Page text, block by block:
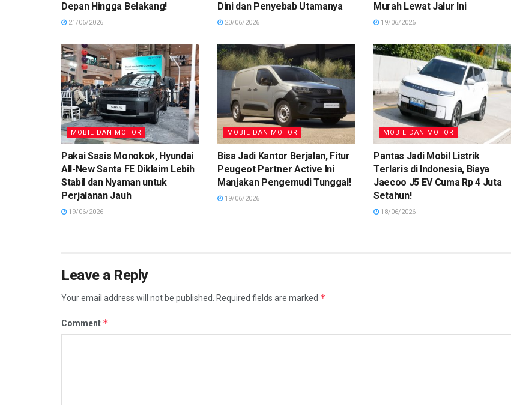
Depan Hingga Belakang!
21/06/2026
Dini dan Penyebab Utamanya
20/06/2026
Murah Lewat Jalur Ini
19/06/2026
MOBIL DAN MOTOR
Pakai Sasis Monokok, Hyundai
All-New Santa FE Diklaim Lebih
Stabil dan Nyaman untuk
Perjalanan Jauh
19/06/2026
MOBIL DAN MOTOR
Bisa Jadi Kantor Berjalan, Fitur
Peugeot Partner Active Ini
Manjakan Pengemudi Tunggal!
19/06/2026
MOBIL DAN MOTOR
Pantas Jadi Mobil Listrik
Terlaris di Indonesia, Biaya
Jaecoo J5 EV Cuma Rp 4 Juta
Setahun!
18/06/2026
Leave a Reply
Your email address will not be published. Required fields are marked *
Comment *